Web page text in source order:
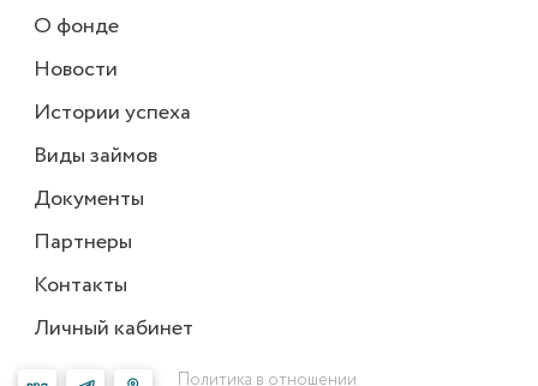
О фонде
Новости
Истории успеха
Виды займов
Документы
Партнеры
Контакты
Личный кабинет
Политика в отношении